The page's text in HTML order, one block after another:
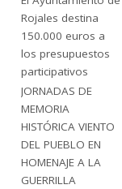
Rojales destina
150.000 euros a
los presupuestos
participativos
JORNADAS DE
MEMORIA
HISTÓRICA VIENTO
DEL PUEBLO EN
HOMENAJE A LA
GUERRILLA